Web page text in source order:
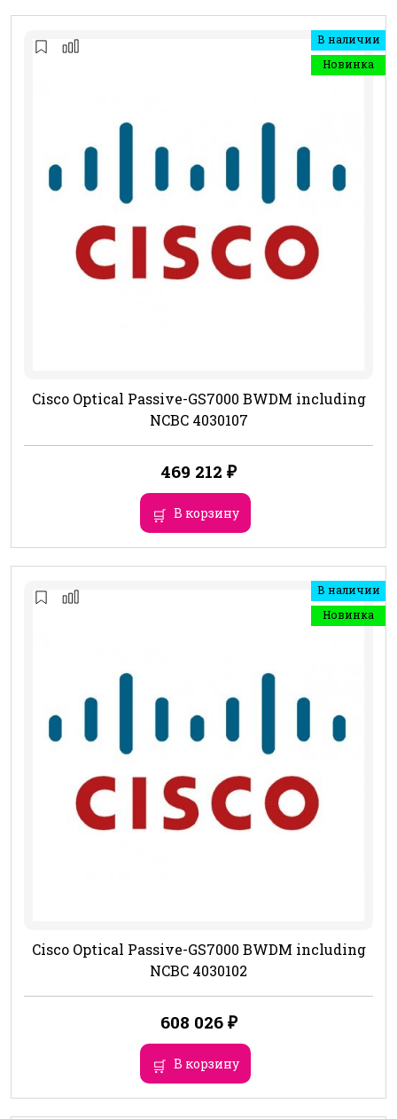
В наличии
Новинка
Cisco Optical Passive-GS7000 BWDM including
NCBC 4030107
469 212 ₽
В корзину
В наличии
Новинка
Cisco Optical Passive-GS7000 BWDM including
NCBC 4030102
608 026 ₽
В корзину